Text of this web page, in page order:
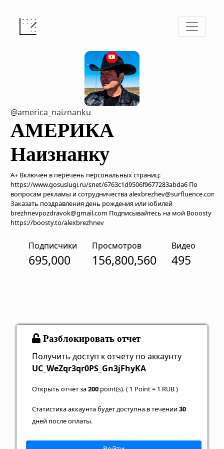
@america_naiznanku
АМЕРИКА
Наизнанку
A+ Включен в перечень персональных страниц:
https://www.gosuslugi.ru/snet/6763c1d9506f9677283abda6 По
вопросам рекламы и сотрудничества alexbrezhev@surfluence.com
Заказать поздравления день рождения или юбилей
brezhnevpozdravok@gmail.com Подписывайтесь на мой Booosty
https://boosty.to/alexbrezhnev
Подписчики
695,000
Просмотров
156,800,560
Видео
495
Разблокировать отчет
Получить доступ к отчету по аккаунту
UC_WeZqr3qr0PS_Gn3jFhyKA
Открыть отчет за200 point(s). ( 1 Point = 1 RUB )
Статистика аккаунта будет доступна в течении30
дней после оплаты.